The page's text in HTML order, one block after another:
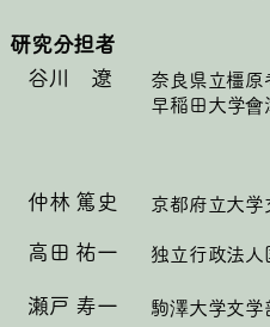
研究分担者
谷川 遼
奈良県立橿
早稲田大学
仲林 篤史 京都府立大
高田 祐一 独立行政法
瀬戸 寿一 駒澤大学文